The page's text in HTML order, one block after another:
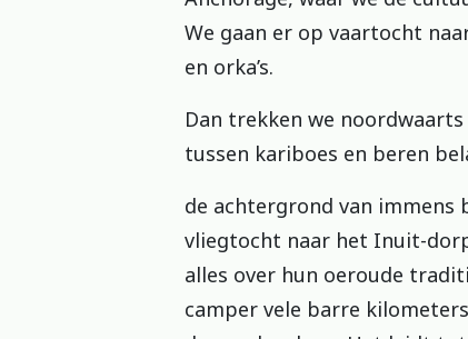
We gaan er op vaartocht
en orka’s.
Dan trekken we
tussen kariboes en beren
de achtergrond van immens
vliegtocht naar het Inuit-
alles over hun oeroude
camper vele barre